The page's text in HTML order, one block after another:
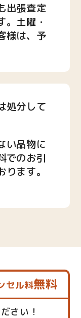
出張査定
。土曜・
様は、予
処分して
い品物に
でのお引
ます。
セル料無料
さい！